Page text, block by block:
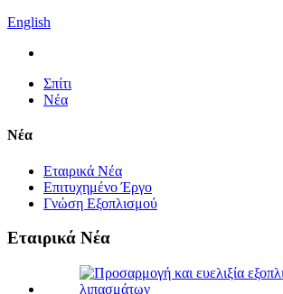
English
Σπίτι
Νέα
Νέα
Εταιρικά Νέα
Επιτυχημένο Έργο
Γνώση Εξοπλισμού
Εταιρικά Νέα